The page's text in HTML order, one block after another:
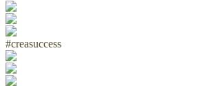
#creasuccess